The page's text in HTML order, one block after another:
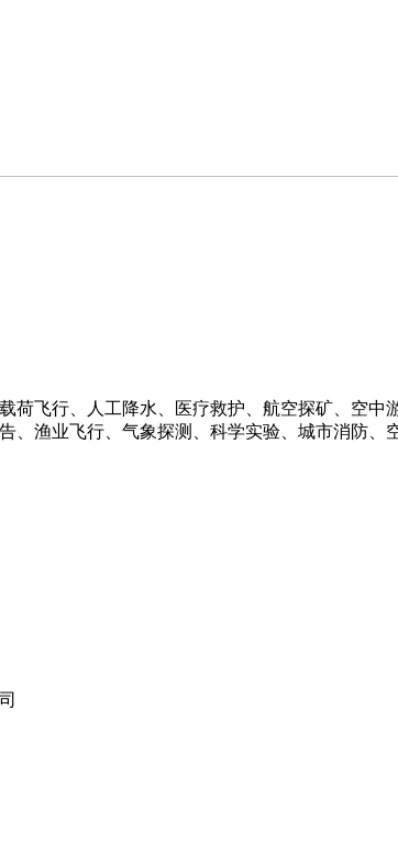
荷飞行、人工降水、医疗救护、航空探矿、空
、渔业飞行、气象探测、科学实验、城市消防